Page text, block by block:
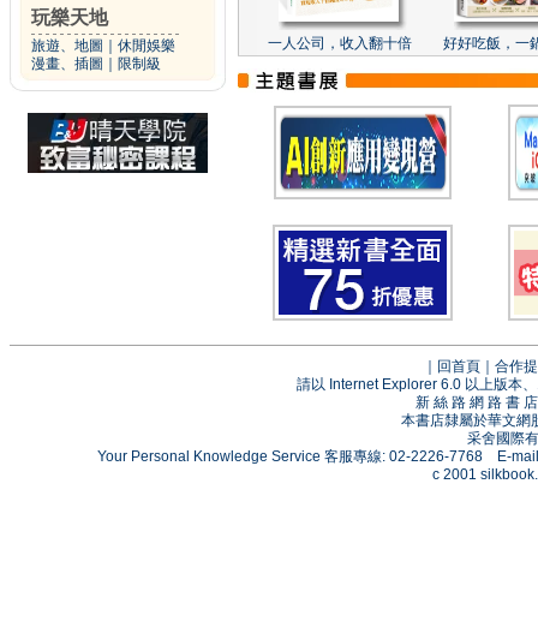
玩樂天地
旅遊、地圖
休閒娛樂
漫畫、插圖
限制級
一人公司，收入翻十倍 好好吃飯，一
回首頁
合作
請以 Internet Explorer 6.0 以上版本
新 絲 路 網 路 書
本書店隸屬於華文網
采舍國際
Your Personal Knowledge Service 客服專線: 02-2226-7768 E-
c 2001